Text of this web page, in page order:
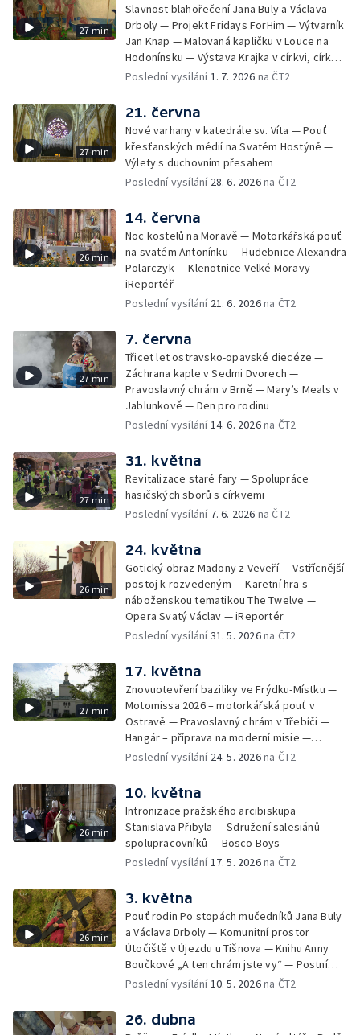
27 min
Slavnost blahořečení Jana Buly a Václava
Drboly — Projekt Fridays ForHim — Výtvarník
Jan Knap — Malovaná kapličku v Louce na
Hodonínsku — Výstava Krajka v církvi, církev
v krajce, krajka v liturgickém umění —
Poslední vysílání 1. 7. 2026 na ČT2
27 min
21. června
Nové varhany v katedrále sv. Víta — Pouť
křesťanských médií na Svatém Hostýně —
Výlety s duchovním přesahem
Poslední vysílání 28. 6. 2026na ČT2
26 min
14. června
Noc kostelů na Moravě — Motorkářská pouť
na svatém Antonínku — Hudebnice Alexandra
Polarczyk — Klenotnice Velké Moravy —
iReportéř
Poslední vysílání 21. 6. 2026na ČT2
27 min
7. června
Třicet let ostravsko-opavské diecéze —
Záchrana kaple v Sedmi Dvorech —
Pravoslavný chrám v Brně — Mary’s Meals v
Jablunkově — Den pro rodinu
Poslední vysílání 14. 6. 2026na ČT2
27 min
31. května
Revitalizace staré fary — Spolupráce
hasičských sborů s církvemi
Poslední vysílání 7. 6. 2026 na ČT2
26 min
24. května
Gotický obraz Madony z Veveří — Vstřícnější
postoj k rozvedeným — Karetní hra s
náboženskou tematikou The Twelve —
Opera Svatý Václav — iReportér
Poslední vysílání31. 5. 2026na ČT2
27 min
17. května
Znovuotevření baziliky ve Frýdku-Místku —
Motomissa 2026 – motorkářská pouť v
Ostravě — Pravoslavný chrám v Třebíči —
Hangár – příprava na moderní misie —
Opavská Kavárna pro radost
Poslední vysílání 24. 5. 2026na ČT2
26 min
10. května
Intronizace pražského arcibiskupa
Stanislava Přibyla — Sdružení salesiánů
spolupracovníků — Bosco Boys
Poslední vysílání 17. 5. 2026na ČT2
26 min
3. května
Pouť rodin Po stopách mučedníků Jana Buly
a Václava Drboly — Komunitní prostor
Útočiště v Újezdu u Tišnova — Knihu Anny
Boučkové „A ten chrám jste vy“ — Postní
betlém v kostele sv. Jakuba Většího v
Poslední vysílání 10. 5. 2026na ČT2
26. dubna